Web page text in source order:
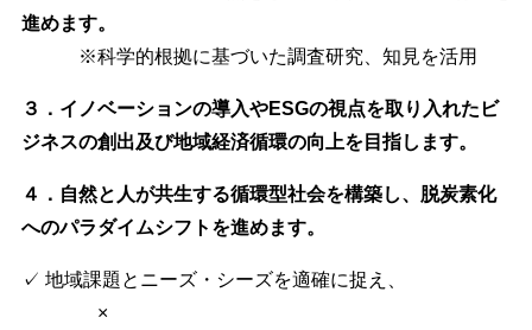
進めます。
※科学的根拠に基づいた調査研究、知見を活用
３．イノベーションの導入やESGの視点を取り入れたビ
ジネスの創出及び地域経済循環の向上を目指します。
４．自然と人が共生する循環型社会を構築し、脱炭素化
へのパラダイムシフトを進めます。
✓ 地域課題とニーズ・シーズを適確に捉え、
×